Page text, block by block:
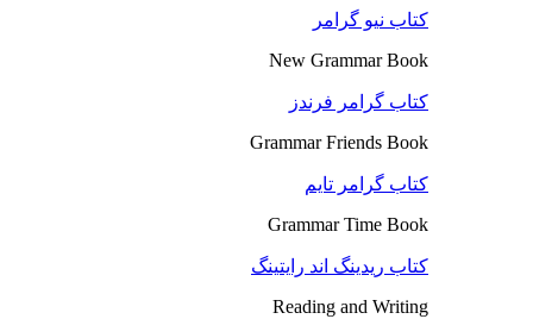
کتاب نیو گرامر
New Grammar Book
کتاب گرامر فرندز
Grammar Friends Book
کتاب گرامر تایم
Grammar Time Book
کتاب ریدینگ اند رایتینگ
Reading and Writing